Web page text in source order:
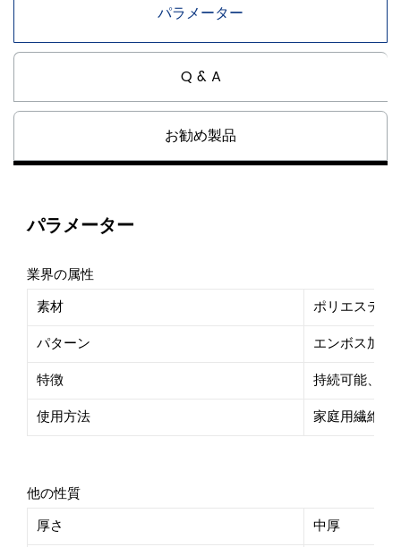
パラメーター
Q & A
お勧め製品
パラメーター
業界の属性
素材
ポリエステル
パターン
エンボス加工
特徴
持続可能、通
使用方法
家庭用繊維、
他の性質
厚さ
中厚